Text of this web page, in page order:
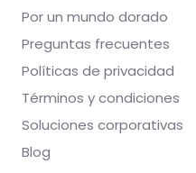
Por un mundo dorado
Preguntas frecuentes
Políticas de privacidad
Términos y condiciones
Soluciones corporativas
Blog